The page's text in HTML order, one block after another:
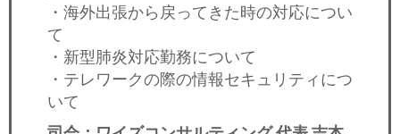
・海外出張から戻ってきた時の対応につい
て
・新型肺炎対応勤務について
・テレワークの際の情報セキュリティにつ
いて